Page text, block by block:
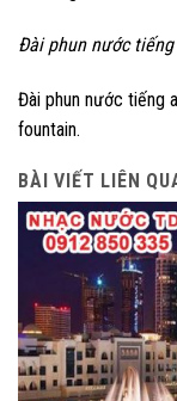
Đài phun nước
Đài phun nước tiếng
fountain.
BÀI VIẾT LIÊN